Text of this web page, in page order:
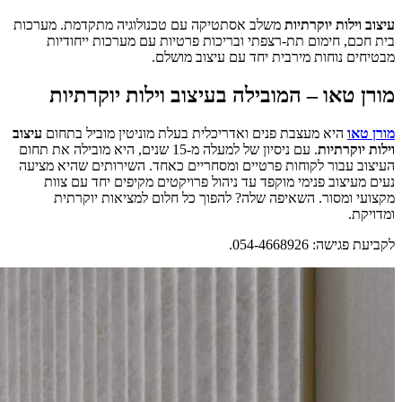
עיצוב וילות יוקרתיות משלב אסתטיקה עם טכנולוגיה מתקדמת. מערכות
בית חכם, חימום תת-רצפתי ובריכות פרטיות עם מערכות ייחודיות
מבטיחים נוחות מירבית יחד עם עיצוב מושלם.
מורן טאו – המובילה בעיצוב וילות יוקרתיות
מורן טאו היא מעצבת פנים ואדריכלית בעלת מוניטין מוביל בתחום עיצוב
וילות יוקרתיות
. עם ניסיון של למעלה מ-15 שנים, היא מובילה את תחום
העיצוב עבור לקוחות פרטיים ומסחריים כאחד. השירותים שהיא מציעה
נעים מעיצוב פנימי מוקפד עד ניהול פרויקטים מקיפים יחד עם צוות
מקצועי ומסור. השאיפה שלה? להפוך כל חלום למציאות יוקרתית
ומדויקת.
לקביעת פגישה: 054-4668926.